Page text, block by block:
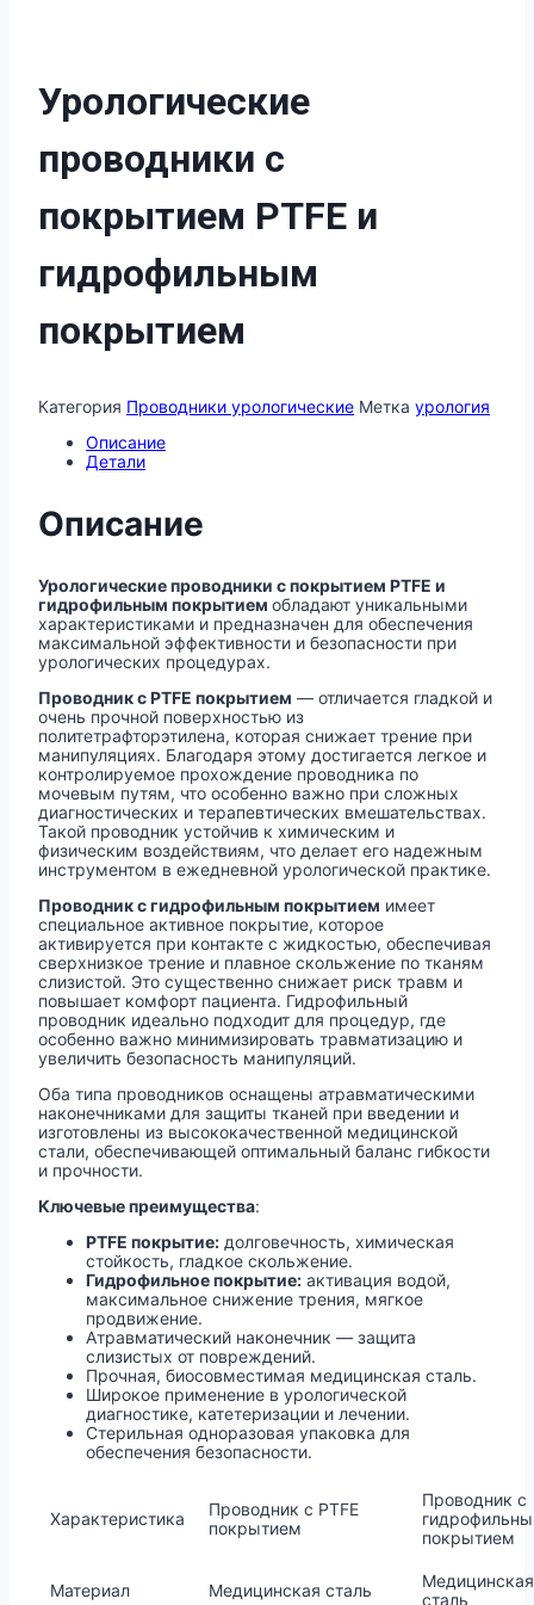
Урологические
проводники с
покрытием PTFE и
гидрофильным
покрытием
Категория Проводники урологические Метка урология
Описание
Детали
Описание
Урологические проводники с покрытием PTFE и
гидрофильным покрытием обладают уникальными
характеристиками и предназначен для обеспечения
максимальной эффективности и безопасности при
урологических процедурах.
Проводник с PTFE покрытием — отличается гладкой и
очень прочной поверхностью из
политетрафторэтилена, которая снижает трение при
манипуляциях. Благодаря этому достигается легкое и
контролируемое прохождение проводника по
мочевым путям, что особенно важно при сложных
диагностических и терапевтических вмешательствах.
Такой проводник устойчив к химическим и
физическим воздействиям, что делает его надежным
инструментом в ежедневной урологической практике.
Проводник с гидрофильным покрытием имеет
специальное активное покрытие, которое
активируется при контакте с жидкостью, обеспечивая
сверхнизкое трение и плавное скольжение по тканям
слизистой. Это существенно снижает риск травм и
повышает комфорт пациента. Гидрофильный
проводник идеально подходит для процедур, где
особенно важно минимизировать травматизацию и
увеличить безопасность манипуляций.
Оба типа проводников оснащены атравматическими
наконечниками для защиты тканей при введении и
изготовлены из высококачественной медицинской
стали, обеспечивающей оптимальный баланс гибкости
и прочности.
Ключевые преимущества:
PTFE покрытие: долговечность, химическая
стойкость, гладкое скольжение.
Гидрофильное покрытие: активация водой,
максимальное снижение трения, мягкое
продвижение.
Атравматический наконечник — защита
слизистых от повреждений.
Прочная, биосовместимая медицинская сталь.
Широкое применение в урологической
диагностике, катетеризации и лечении.
Стерильная одноразовая упаковка для
обеспечения безопасности.
Характеристика
Проводник с PTFE
покрытием
Проводник с
покрытием
Материал Медицинская сталь
Медицинская
сталь